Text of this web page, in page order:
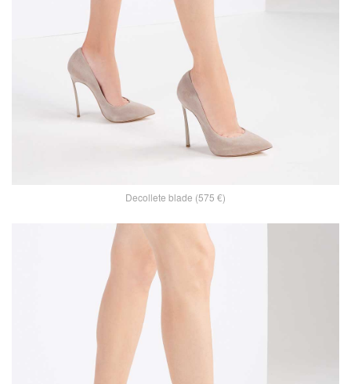
Decollete blade (575 €)